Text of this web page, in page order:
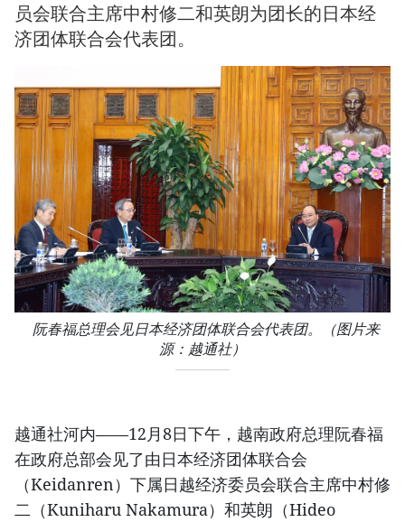
员会联合主席中村修二和英朗为团长的日本经
济团体联合会代表团。
​ 阮春福总理会见日本经济团体联合会代表团。（图片来
源：越通社）
越通社河内​——12月8日下午，越南政府总理阮春福
在政府总部会见了由日本经济团体联合会
（Keidanren）下属日越经济委员会联合主席中村修
二（Kuniharu Nakamura）和英朗（Hideo